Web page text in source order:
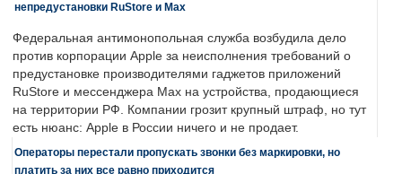
непредустановки RuStore и Max
Федеральная антимонопольная служба возбудила дело
против корпорации Apple за неисполнения требований о
предустановке производителями гаджетов приложений
RuStore и мессенджера Max на устройства, продающиеся
на территории РФ. Компании грозит крупный штраф, но тут
есть нюанс: Apple в России ничего и не продает.
Операторы перестали пропускать звонки без маркировки, но
платить за них все равно приходится